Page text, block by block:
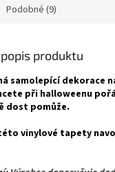
Podobné (9)
produktu
samolepící dekorace
při halloweenu
dost pomůže.
vinylové tapety